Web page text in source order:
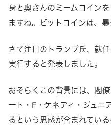
身と奥さんのミームコイン
ますね。ビットコインは、
さて注目のトランプ氏、就
実行すると発表しました。
おそらくこの背景には、閣
ート・F・ケネディ・ジュニ
るという思惑が含まれている